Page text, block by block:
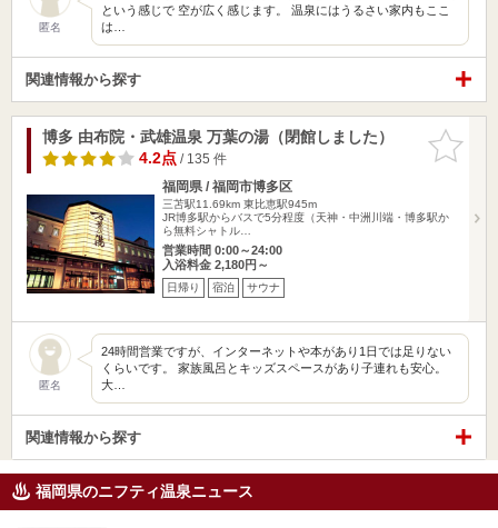
匿名
という感じで 空が広く感じます。 温泉にはうるさい家内もここ
は…
関連情報から探す
お気に入
りに追加
博多 由布院・武雄温泉 万葉の湯（閉館しました）
4.2点/ 135 件
福岡県 / 福岡市博多区
三苫駅11.69km 東比恵駅945m
JR博多駅からバスで5分程度（天神・中洲川端・博多駅か
ら無料シャトル…
営業時間 0:00～24:00
入浴料金 2,180円～
日帰り 宿泊 サウナ
匿名
24時間営業ですが、インターネットや本があり1日では足りない
くらいです。 家族風呂とキッズスペースがあり子連れも安心。
大…
関連情報から探す
福岡県のニフティ温泉ニュース